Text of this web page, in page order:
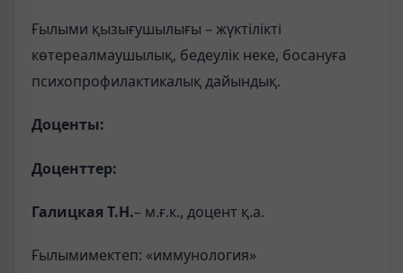
Ғылыми қызығушылығы – жүктілікті
көтереалмаушылық, бедеулік неке, босануға
психопрофилактикалық дайындық.
Доценты:
Доценттер:
Галицкая Т.Н.– м.ғ.к., доцент қ.а.
Ғылымимектеп: «иммунология»